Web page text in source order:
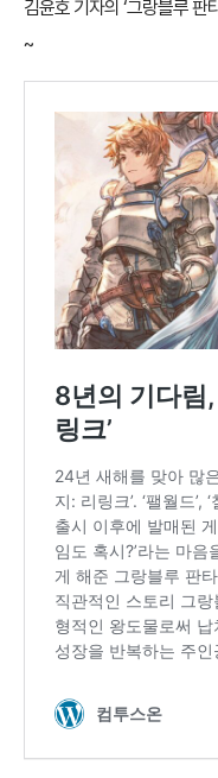
김윤호 기자의‘그랑블루 판
~